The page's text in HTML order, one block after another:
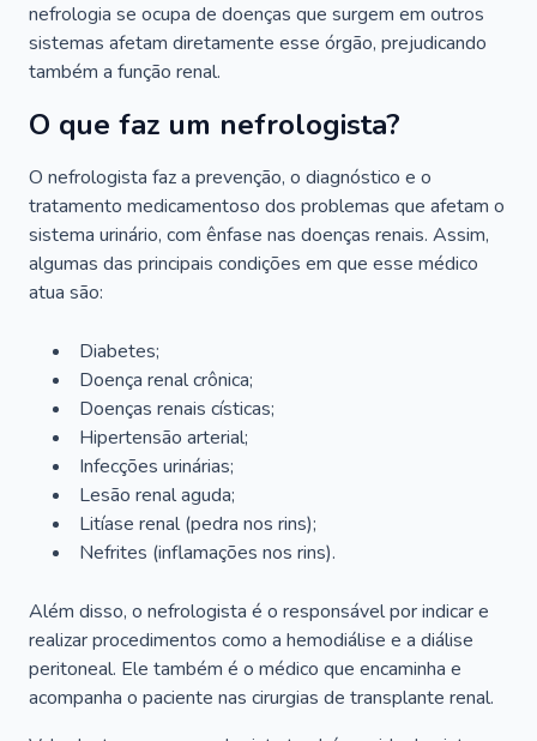
nefrologia se ocupa de doenças que surgem em outros
sistemas afetam diretamente esse órgão, prejudicando
também a função renal.
O que faz um nefrologista?
O nefrologista faz a prevenção, o diagnóstico e o
tratamento medicamentoso dos problemas que afetam o
sistema urinário, com ênfase nas doenças renais. Assim,
algumas das principais condições em que esse médico
atua são:
Diabetes;
Doença renal crônica;
Doenças renais císticas;
Hipertensão arterial;
Infecções urinárias;
Lesão renal aguda;
Litíase renal (pedra nos rins);
Nefrites (inflamações nos rins).
Além disso, o nefrologista é o responsável por indicar e
realizar procedimentos como a hemodiálise e a diálise
peritoneal. Ele também é o médico que encaminha e
acompanha o paciente nas cirurgias de transplante renal.